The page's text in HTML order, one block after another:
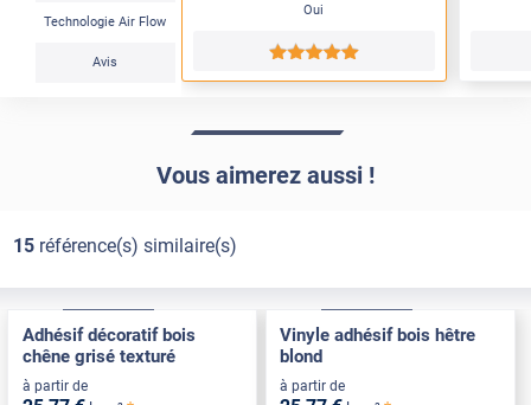
Technologie Air Flow
Avis
Oui
*****
Vous aimerez aussi !
15référence(s) similaire(s)
Adhésif décoratif bois
chêne grisé texturé
à partir de
Vinyle adhésif bois hêtre
blond
à partir de